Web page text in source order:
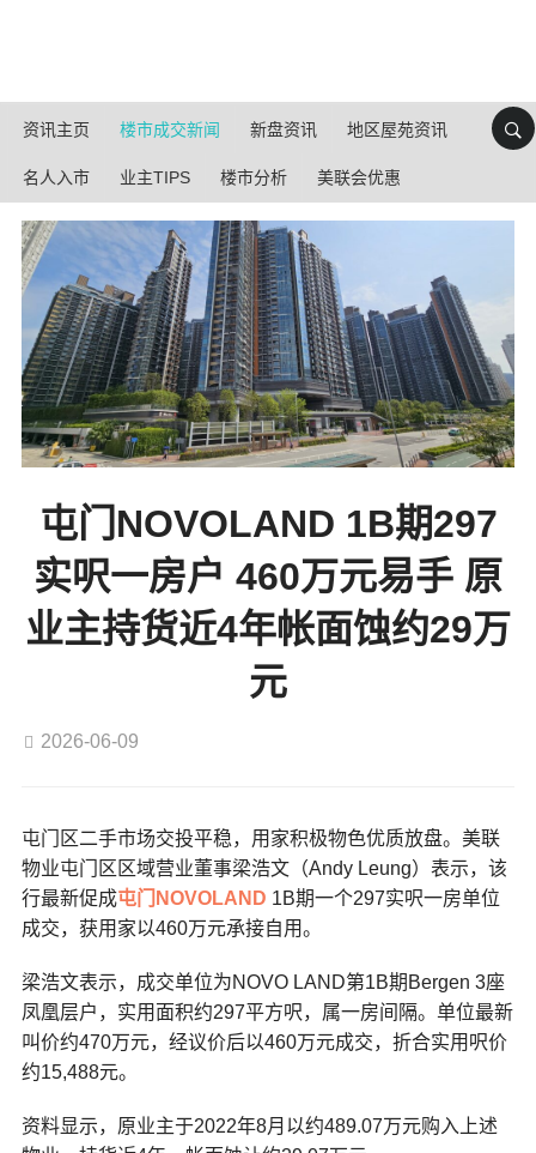
资讯主页 楼市成交新闻 新盘资讯 地区屋苑资讯
名人入市 业主TIPS 楼市分析 美联会优惠
屯门NOVOLAND 1B期297
实呎一房户 460万元易手 原
业主持货近4年帐面蚀约29万
元
2026-06-09
屯门区二手市场交投平稳，用家积极物色优质放盘。美联
物业屯门区区域营业董事梁浩文（Andy Leung）表示，该
行最新促成屯门 NOVOLAND 1B期一个297实呎一房单位
成交，获用家以460万元承接自用。
梁浩文表示，成交单位为NOVO LAND第1B期Bergen 3座
凤凰层户，实用面积约297平方呎，属一房间隔。单位最新
叫价约470万元，经议价后以460万元成交，折合实用呎价
约15,488元。
资料显示，原业主于2022年8月以约489.07万元购入上述